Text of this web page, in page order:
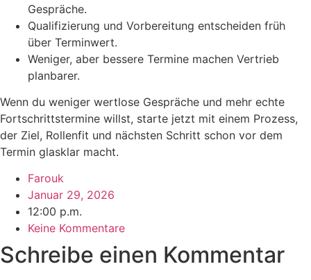
Gespräche.
Qualifizierung und Vorbereitung entscheiden früh
über Terminwert.
Weniger, aber bessere Termine machen Vertrieb
planbarer.
Wenn du weniger wertlose Gespräche und mehr echte
Fortschrittstermine willst, starte jetzt mit einem Prozess,
der Ziel, Rollenfit und nächsten Schritt schon vor dem
Termin glasklar macht.
Farouk
Januar 29, 2026
12:00 p.m.
Keine Kommentare
Schreibe einen Kommentar